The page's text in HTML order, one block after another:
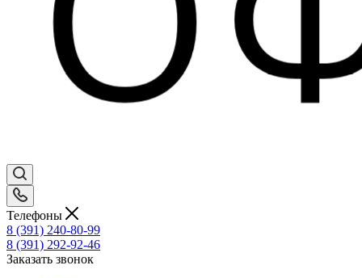
Телефоны
8 (391) 240-80-99
8 (391) 292-92-46
Заказать звонок